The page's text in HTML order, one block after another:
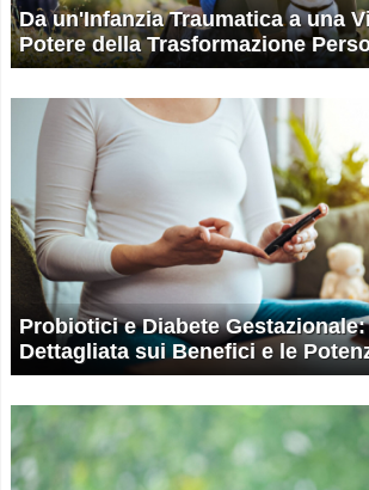
Da un'Infanzia Traumatica a una
Potere della Trasformazione
Probiotici e Diabete
Dettagliata sui Benefici e le